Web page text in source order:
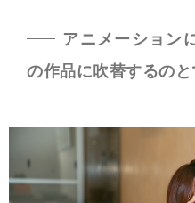
アニメーション
の作品に吹替するの